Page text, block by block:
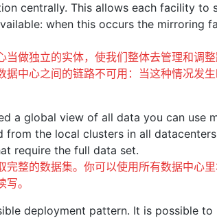
centrally. This allows each facility to
when this occurs the mirroring
当做独立的实体，使我们整体去管理和调
据中心之间的链路不可用：当这种情况发
a global view of all data you can use
from the local clusters in all
require the full data set.
完整的数据集。你可以使用所有数据中心
。
deployment pattern. It is possible